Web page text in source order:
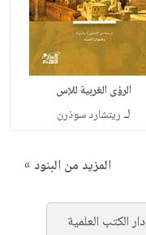
الرؤى الغربية للإس
لـ ريتشارد سوذرن
المزيد من البنود »
دار الكتب العلمية